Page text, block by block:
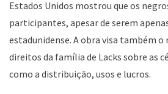
Estados Unidos mostrou que os
participantes, apesar de serem
estadunidense. A obra visa também
direitos da família de Lacks sobre as
como a distribuição, usos e lucros.